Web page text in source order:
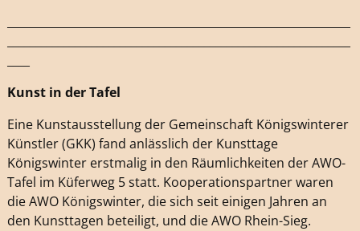
Kunst in der Tafel
Eine Kunstausstellung der Gemeinschaft Königswinterer
Künstler (GKK) fand anlässlich der Kunsttage
Königswinter erstmalig in den Räumlichkeiten der AWO-
Tafel im Küferweg 5 statt. Kooperationspartner waren
die AWO Königswinter, die sich seit einigen Jahren an
den Kunsttagen beteiligt, und die AWO Rhein-Sieg.